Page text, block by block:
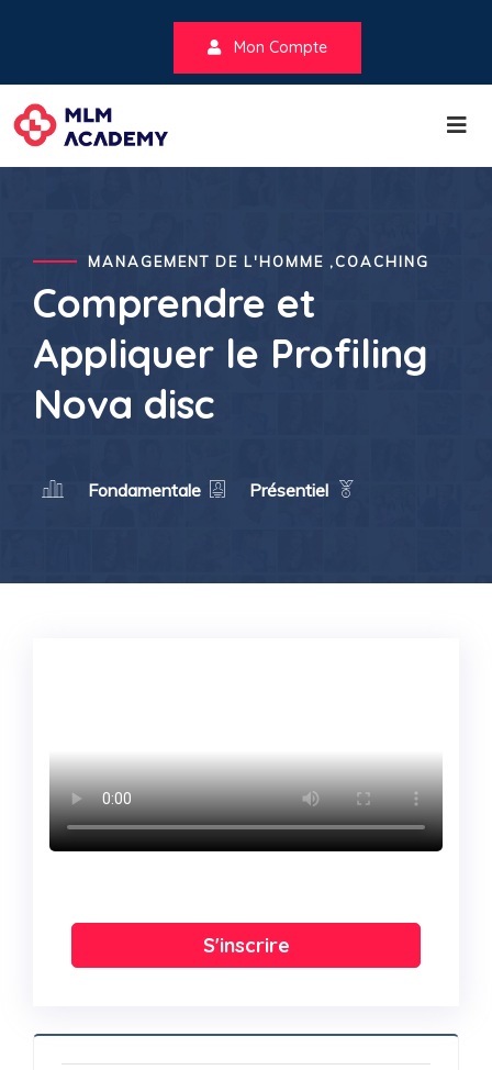
Mon Compte
MANAGEMENT DE L'HOMME ,COACHING
Comprendre et
Appliquer le Profiling
Nova disc
Fondamentale Présentiel
S'inscrire